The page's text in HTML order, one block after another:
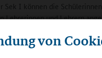
von
Sek I können die
Lehrerinnen und Lehrern
- "weil sie nicht